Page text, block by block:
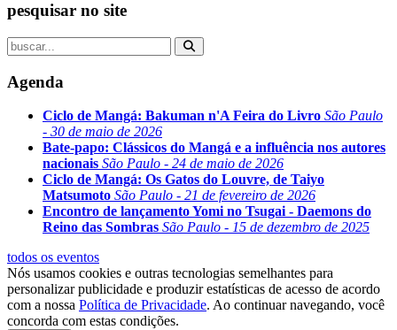
pesquisar no site
Agenda
Ciclo de Mangá: Bakuman n'A Feira do Livro São Paulo
- 30 de maio de 2026
Bate-papo: Clássicos do Mangá e a influência nos autores
nacionais São Paulo - 24 de maio de 2026
Ciclo de Mangá: Os Gatos do Louvre, de Taiyo
Matsumoto São Paulo - 21 de fevereiro de 2026
Encontro de lançamento Yomi no Tsugai - Daemons do
Reino das Sombras São Paulo - 15 de dezembro de 2025
todos os eventos
Nós usamos cookies e outras tecnologias semelhantes para
personalizar publicidade e produzir estatísticas de acesso de acordo
com a nossa Política de Privacidade. Ao continuar navegando, você
concorda com estas condições.